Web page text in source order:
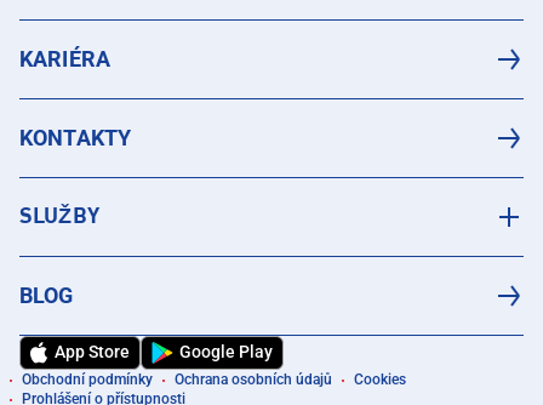
KARIÉRA
KONTAKTY
SLUŽBY
BLOG
App Store Google Play
Obchodní podmínky Ochrana osobních údajů
Cookies
Prohlášení o přístupnosti